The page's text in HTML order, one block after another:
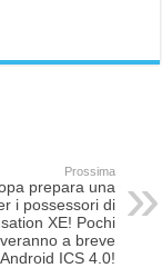
Prossima
prepara una
i possessori di
XE! Pochi
a breve
Android ICS 4.0!